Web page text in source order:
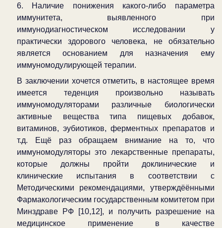
6. Наличие понижения какого-либо параметра
иммунитета, выявленного при
иммунодиагностическом исследовании у
практически здорового человека, не обязательно
является основанием для назначения ему
иммуномодулирующей терапии.
В заключении хочется отметить, в настоящее время
имеется теденция произвольно называть
иммуномодуляторами различные биологически
активные вещества типа пищевых добавок,
витаминов, эубиотиков, ферментных препаратов и
т.д. Ещё раз обращаем внимание на то, что
иммуномодуляторы это лекарственные препараты,
которые должны пройти доклинические и
клинические испытания в соответствии с
Методическими рекомендациями, утверждёёнными
Фармакологическим государственным комитетом при
Минздраве РФ [10,12], и получить разрешение на
медицинское применение в качестве